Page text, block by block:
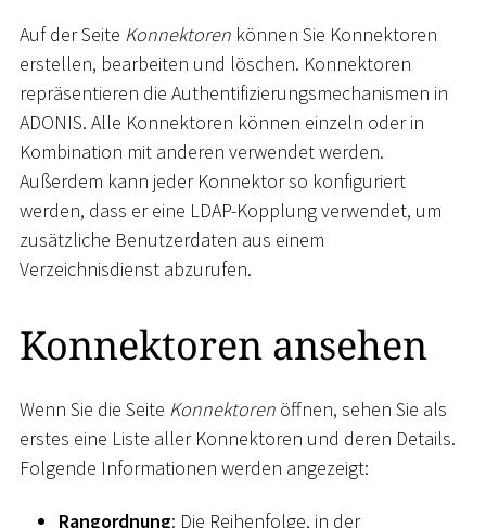
Auf der Seite Konnektoren können Sie Konnektoren
erstellen, bearbeiten und löschen. Konnektoren
repräsentieren die Authentifizierungsmechanismen in
ADONIS. Alle Konnektoren können einzeln oder in
Kombination mit anderen verwendet werden.
Außerdem kann jeder Konnektor so konfiguriert
werden, dass er eine LDAP-Kopplung verwendet, um
zusätzliche Benutzerdaten aus einem
Verzeichnisdienst abzurufen.
Konnektoren ansehen
Wenn Sie die Seite Konnektoren öffnen, sehen Sie als
erstes eine Liste aller Konnektoren und deren Details.
Folgende Informationen werden angezeigt:
Rangordnung: Die Reihenfolge, in der